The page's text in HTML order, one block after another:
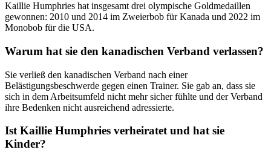
Kaillie Humphries hat insgesamt drei olympische Goldmedaillen
gewonnen: 2010 und 2014 im Zweierbob für Kanada und 2022 im
Monobob für die USA.
Warum hat sie den kanadischen Verband verlassen?
Sie verließ den kanadischen Verband nach einer
Belästigungsbeschwerde gegen einen Trainer. Sie gab an, dass sie
sich in dem Arbeitsumfeld nicht mehr sicher fühlte und der Verband
ihre Bedenken nicht ausreichend adressierte.
Ist Kaillie Humphries verheiratet und hat sie
Kinder?